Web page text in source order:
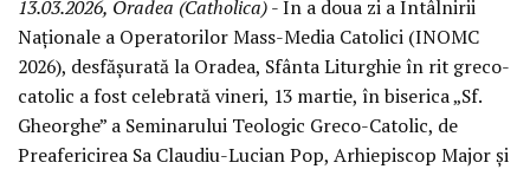
13.03.2026, Oradea (Catholica)- În a doua zi a Întâlnirii
Naționale a Operatorilor Mass-Media Catolici (INOMC
2026), desfășurată la Oradea, Sfânta Liturghie în rit greco-
catolic a fost celebrată vineri, 13 martie, în biserica „Sf.
Gheorghe” a Seminarului Teologic Greco-Catolic, de
Preafericirea Sa Claudiu-Lucian Pop, Arhiepiscop Major și